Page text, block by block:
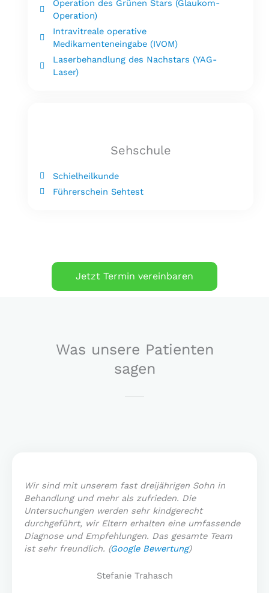
Operation des Grünen Stars (Glaukom-
Operation)
Intravitreale operative
Medikamenteneingabe (IVOM)
Laserbehandlung des Nachstars (YAG-
Laser)
Sehschule
Schielheilkunde
Führerschein Sehtest
Jetzt Termin vereinbaren
Was unsere Patienten
sagen
Wir sind mit unserem fast dreijährigen Sohn in
Behandlung und mehr als zufrieden. Die
Untersuchungen werden sehr kindgerecht
durchgeführt, wir Eltern erhalten eine umfassende
Diagnose und Empfehlungen. Das gesamte Team
ist sehr freundlich. (Google Bewertung)
Stefanie Trahasch